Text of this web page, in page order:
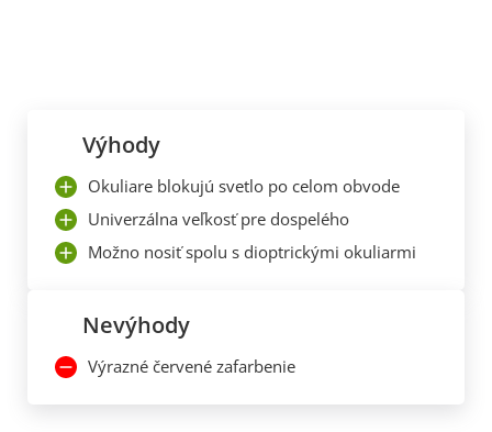
Výhody
Okuliare blokujú svetlo po celom obvode
Univerzálna veľkosť pre dospelého
Možno nosiť spolu s dioptrickými okuliarmi
Nevýhody
Výrazné červené zafarbenie